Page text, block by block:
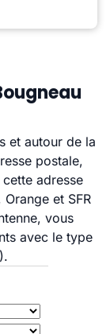
et autour de la
postale,
adresse
et SFR
vous
avec le type